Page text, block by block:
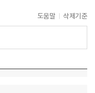
도움말 삭제기준